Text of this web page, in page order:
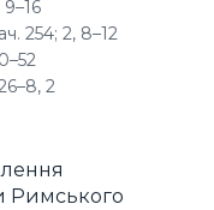
254; 2, 8–12
2
Римського